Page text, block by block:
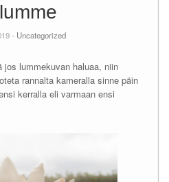
- Uncategorized
lummekuvan haluaa, niin
rannalta kameralla sinne päin
kerralla eli varmaan ensi